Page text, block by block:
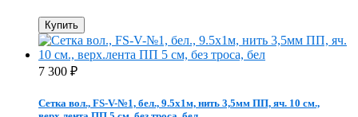
Купить
7 300 ₽
Сетка вол., FS-V-№1, бел., 9.5х1м, нить 3,5мм ПП, яч. 10 см.,